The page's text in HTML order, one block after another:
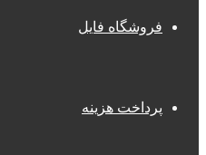
فروشگاه فایل
پرداخت هزینه